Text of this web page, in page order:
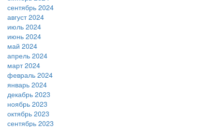
сентябрь 2024
август 2024
июль 2024
июнь 2024
май 2024
апрель 2024
март 2024
февраль 2024
январь 2024
декабрь 2023
ноябрь 2023
октябрь 2023
сентябрь 2023